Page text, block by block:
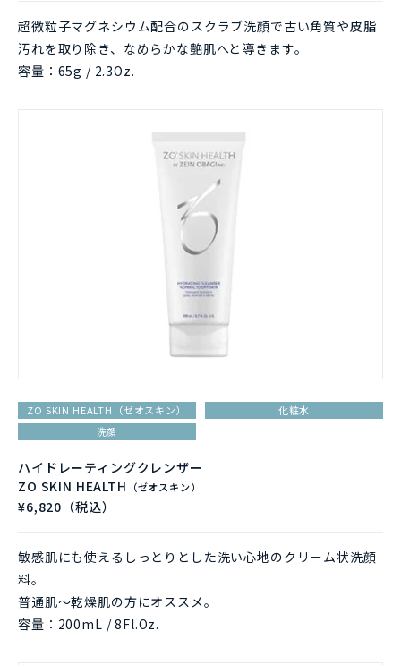
超微粒子マグネシウム配合のスクラブ洗顔で古い角質や皮脂
汚れを取り除き、なめらかな艶肌へと導きます。
容量：65g / 2.3Oz.
ZO SKIN HEALTH（ゼオスキン）
化粧水
洗顔
ハイドレーティングクレンザー
ZO SKIN HEALTH
（ゼオスキン）
¥6,820（税込）
敏感肌にも使えるしっとりとした洗い心地のクリーム状洗顔
料。
普通肌～乾燥肌の方にオススメ。
容量：200mL / 8Fl.Oz.